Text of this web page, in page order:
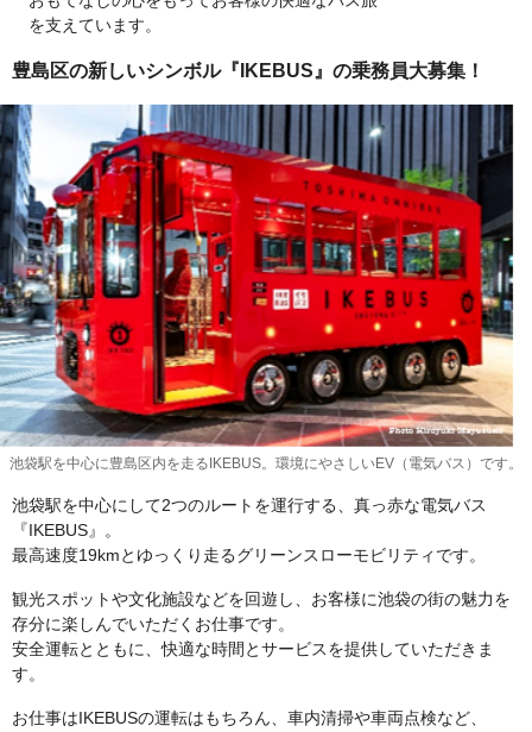
を支えています。
豊島区の新しいシンボル『IKEBUS』の乗務員大募集！
池袋駅を中心に豊島区内を走るIKEBUS。環境にやさしいEV（電気バス）です。
池袋駅を中心にして2つのルートを運行する、真っ赤な電気バス
『IKEBUS』。
最高速度19kmとゆっくり走るグリーンスローモビリティです。
観光スポットや文化施設などを回遊し、お客様に池袋の街の魅力を
存分に楽しんでいただくお仕事です。
安全運転とともに、快適な時間とサービスを提供していただきま
す。
お仕事はIKEBUSの運転はもちろん、車内清掃や車両点検など、